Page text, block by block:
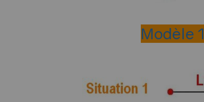
Modèle 1